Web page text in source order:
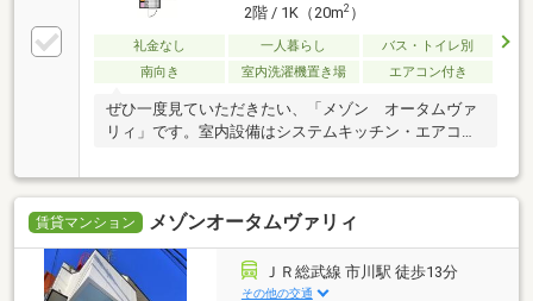
2階 / 1K（20m2）
礼金なし 一人暮らし
バス・トイレ別
南向き
室内洗濯機置き場 エアコン付き
ぜひ一度見ていただきたい、「メゾン オータムヴァ
リィ」です。室内設備はシステムキッチン・エアコン
賃貸マンション メゾンオータムヴァリィ
ＪＲ総武線 市川駅 徒歩13分
その他の交通